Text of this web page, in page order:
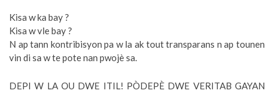
Kisa w ka bay ?
Kisa w vle bay ?
N ap tann kontribisyon pa w la ak tout transparans n ap tounen
vin di sa w te pote nan pwojè sa.
DEPI W LA OU DWE ITIL! PÒDEPÈ DWE VERITAB GAYAN